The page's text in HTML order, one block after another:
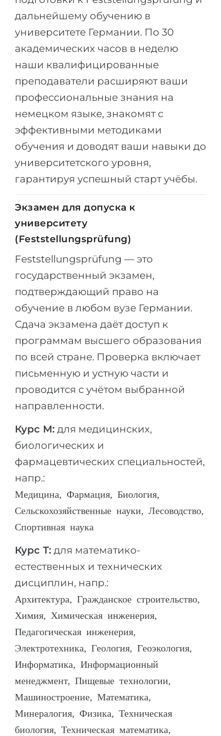
Города
Профессии
КАРЬЕРНОЕ ОРИЕНТИРОВАНИЕ
Тест Голланда
Тест Карта Интересов
Тест RIASEC
Успехна
100%
Наши студенты успешно поступают
КОНСУЛЬТАЦИЯ!
ПОСТУПАЕМ НА...
Медицина
Инженерия
ПОСТУПАЕМ ИЗ...
Россия
Украина
Казахстан
Беларусь
ЗАПИСАТЬСЯ НА КОНСУЛЬТАЦИЮ
дальнейшему обучению в
университете Германии. По 30
академических часов в неделю
наши квалифицированные
преподаватели расширяют ваши
профессиональные знания на
немецком языке, знакомят с
эффективными методиками
обучения и доводят ваши навыки до
университетского уровня,
гарантируя успешный старт учёбы.
Экзамен для допуска к
университету
(Feststellungsprüfung)
Feststellungsprüfung — это
государственный экзамен,
подтверждающий право на
обучение в любом вузе Германии.
Сдача экзамена даёт доступ к
программам высшего образования
по всей стране. Проверка включает
письменную и устную части и
проводится с учётом выбранной
направленности.
Курс M: для медицинских,
биологических и
фармацевтических специальностей,
напр.:
Медицина, Фармация, Биология,
Сельскохозяйственные науки, Лесоводство,
Спортивная наука
Курс T: для математико-
естественных и технических
дисциплин, напр.:
Архитектура, Гражданское строительство,
Химия, Химическая инженерия,
Педагогическая инженерия,
Электротехника, Геология, Геоэкология,
Информатика, Информационный
менеджмент, Пищевые технологии,
Машиностроение, Математика,
Минералогия, Физика, Техническая
биология, Техническая математика,